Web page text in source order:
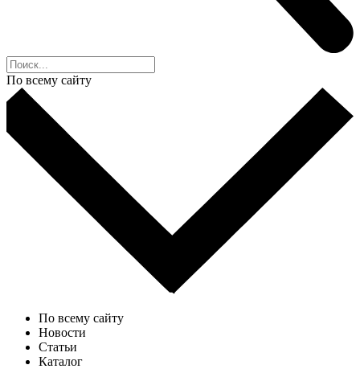
По всему сайту
По всему сайту
Новости
Статьи
Каталог